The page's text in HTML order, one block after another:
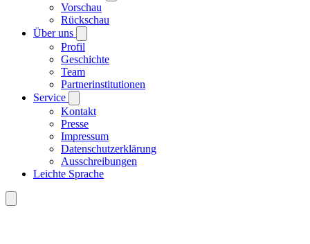
Vorschau
Rückschau
Über uns
Profil
Geschichte
Team
Partnerinstitutionen
Service
Kontakt
Presse
Impressum
Datenschutzerklärung
Ausschreibungen
Leichte Sprache